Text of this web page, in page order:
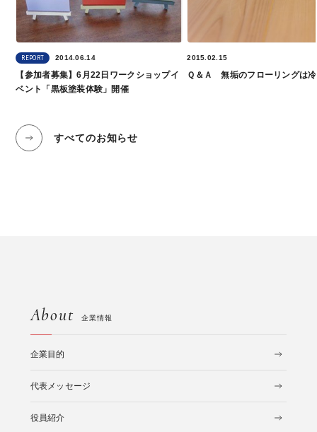
REPORT 2014.06.14
【参加者募集】6月22日ワークショップイ
ベント「黒板塗装体験」開催
2015.02.15
Ｑ＆Ａ 無垢のフローリングは
すべてのお知らせ
About 企業情報
企業目的
代表メッセージ
役員紹介